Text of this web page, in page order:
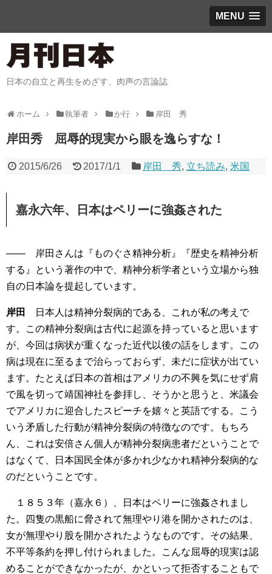
MENU
日本の自立と再生をめざす、肉声の言論誌
ホーム 執筆者 か行 岸田 秀
岸田秀 屈辱的現実から眼を逸らすな！
2015/6/26 2017/1/1 岸田 秀, 立ち読み,米国
嘉永六年、日本はペリーに強姦された
―― 岸田さんは『ものぐさ精神分析』『歴史を精神分析
する』という著作の中で、精神分析学者という立場から独
自の日本論を提起しています。
岸田
日本人は精神分裂病的である、これが私の考えで
す。この精神分裂病は古代に起源を持っていると思います
が、今回は病状が重くなった近代以後の話をします。この
病は現在に至るまで治らっておらず、未だに症状が出てい
ます。たとえば日本の首相はアメリカの不興を気にせず肩
で風を切って靖国神社を参拝し、そうかと思うと、米議会
でアメリカに迎合したスピーチを嬉々と英語でする。こう
いう矛盾した行動が精神分裂病の特徴なのです。もちろ
ん、これは安倍さん個人が精神分裂病患者だということで
はなくて、日本国民全体が多かれ少なかれ精神分裂病的な
のだということです。
１８５３年（嘉永６）、日本はペリーに強姦されまし
た。四隻の黒船に脅されて無理やり港を開かされたのは、
女が無理やり股を開かされたようなものです。その結果、
不平等条約を押し付けられました。こんな屈辱的現実は認
めることができなかったが、かといって拒否することもで